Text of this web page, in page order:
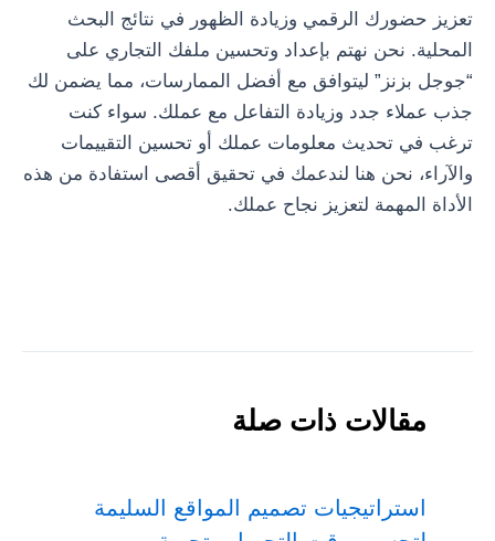
تعزيز حضورك الرقمي وزيادة الظهور في نتائج البحث
المحلية. نحن نهتم بإعداد وتحسين ملفك التجاري على
“جوجل بزنز” ليتوافق مع أفضل الممارسات، مما يضمن لك
جذب عملاء جدد وزيادة التفاعل مع عملك. سواء كنت
ترغب في تحديث معلومات عملك أو تحسين التقييمات
والآراء، نحن هنا لندعمك في تحقيق أقصى استفادة من هذه
الأداة المهمة لتعزيز نجاح عملك.
مقالات ذات صلة
استراتيجيات تصميم المواقع السليمة